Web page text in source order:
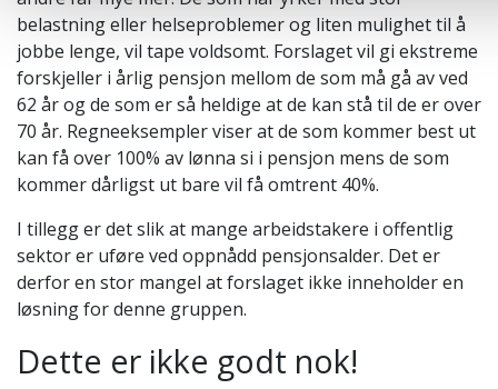
belastning eller helseproblemer og liten mulighet til å
jobbe lenge, vil tape voldsomt. Forslaget vil gi ekstreme
forskjeller i årlig pensjon mellom de som må gå av ved
62 år og de som er så heldige at de kan stå til de er over
70 år. Regneeksempler viser at de som kommer best ut
kan få over 100% av lønna si i pensjon mens de som
kommer dårligst ut bare vil få omtrent 40%.
I tillegg er det slik at mange arbeidstakere i offentlig
sektor er uføre ved oppnådd pensjonsalder. Det er
derfor en stor mangel at forslaget ikke inneholder en
løsning for denne gruppen.
Dette er ikke godt nok!